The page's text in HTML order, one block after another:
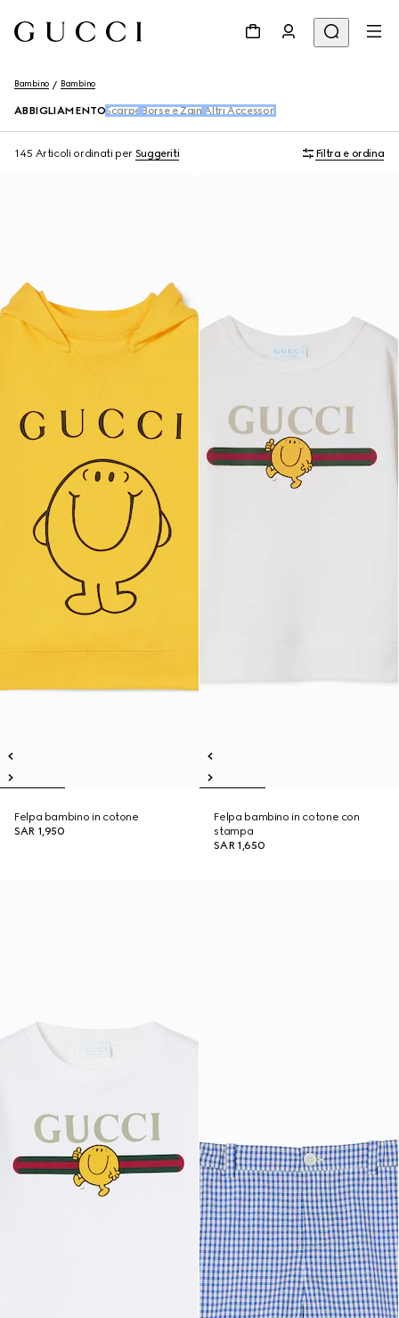
Bambino Bambino
ABBIGLIAMENTO Scarpe Borse e Zaini Altri Accessori
145 Articoli ordinati per Suggeriti Filtra e ordina
Felpa bambino in cotone
SAR 1,950
Felpa bambino in cotone con
stampa
SAR 1,650